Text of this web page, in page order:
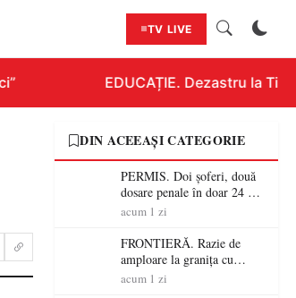
TV LIVE
EDUCAȚIE. Dezastru la
DIN ACEEAȘI CATEGORIE
PERMIS. Doi șoferi, două
dosare penale în doar 24 de
ore la Petea! Unul avea
nu a avut niciodată permis
acum 1 zi
FRONTIERĂ. Razie de
amploare la granița cu
Ungaria! 800 de persoane și
acum 1 zi